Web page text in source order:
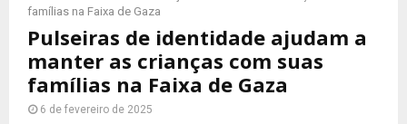
famílias na Faixa de Gaza
Pulseiras de identidade ajudam a
manter as crianças com suas
famílias na Faixa de Gaza
6 de fevereiro de 2025